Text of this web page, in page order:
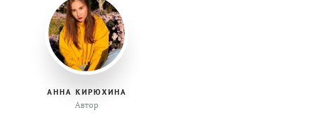
АННА КИРЮХИНА
Автор